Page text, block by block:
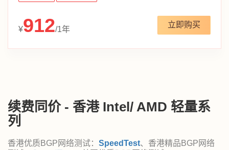
¥912/1年
立即购买
续费同价 - 香港 Intel/ AMD 轻量系
列
香港优质BGP网络测试： SpeedTest、香港精品BGP网络